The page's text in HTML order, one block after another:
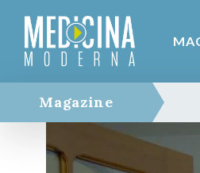
Magazine